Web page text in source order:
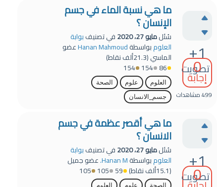
+1
تصويت
0
إجابة
499مشاهدات
ما هي نسبة الماء في جسم
الإنسان ؟
سُئلمايو 27، 2020 في تصنيفبوابة
العلومبواسطةHanan Mahmoudعضو
الماسي(21.3ألف
نقاط)
86
154
154
العلوم علوم
الصحة
جسم_الانسان
+1
تصويت
0
ما هي أقصر عظمة في جسم
الانسان ؟
سُئلمايو 27، 2020 في تصنيفبوابة
العلومبواسطةHanan M. عضو جميل
(15.1ألف نقاط) 59
105
105
الصحة علوم
العلوم